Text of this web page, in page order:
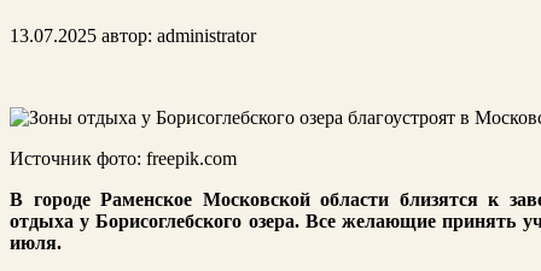
13.07.2025 автор: administrator
Источник фото: freepik.com
В городе Раменское Московской области близятся к
отдыха у Борисоглебского озера. Все желающие принять
июля.